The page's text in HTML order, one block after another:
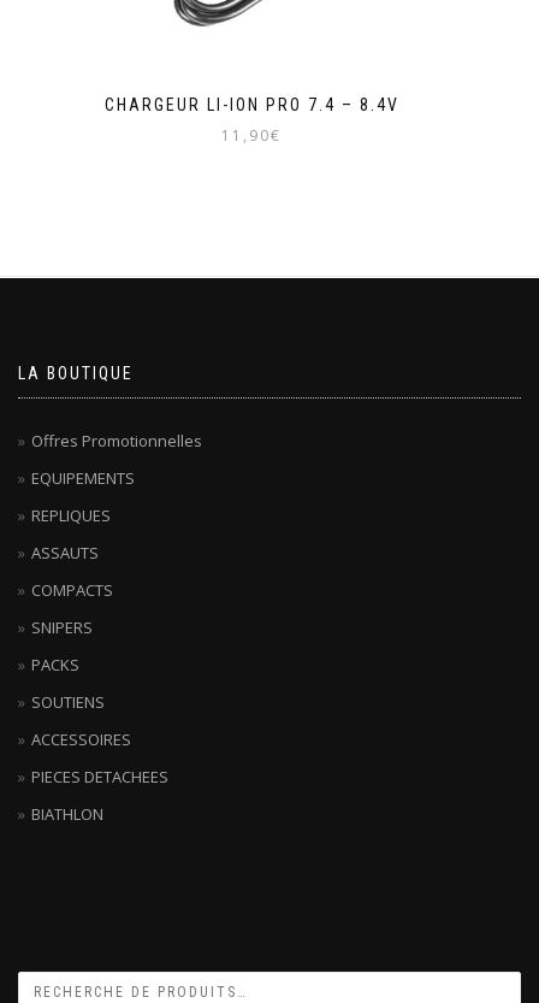
CHARGEUR LI-ION PRO 7.4 – 8.4V
11,90€
LA BOUTIQUE
Offres Promotionnelles
EQUIPEMENTS
REPLIQUES
ASSAUTS
COMPACTS
SNIPERS
PACKS
SOUTIENS
ACCESSOIRES
PIECES DETACHEES
BIATHLON